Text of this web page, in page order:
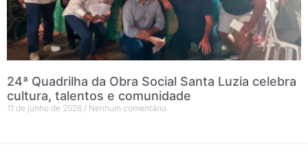
24ª Quadrilha da Obra Social Santa Luzia celebra
cultura, talentos e comunidade
11 de junho de 2026 Nenhum comentário